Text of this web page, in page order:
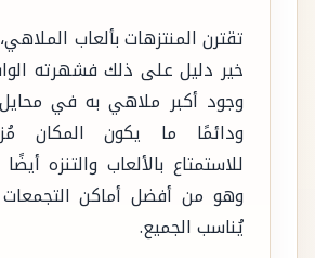
تقترن المنتزهات بألعاب
خير دليل على ذلك فشهرته
وجود أكبر ملاهي به في
ودائمًا ما يكون المكان
للاستمتاع بالألعاب والتنزه
وهو من أفضل أماكن التجمعات
يُناسب الجميع.